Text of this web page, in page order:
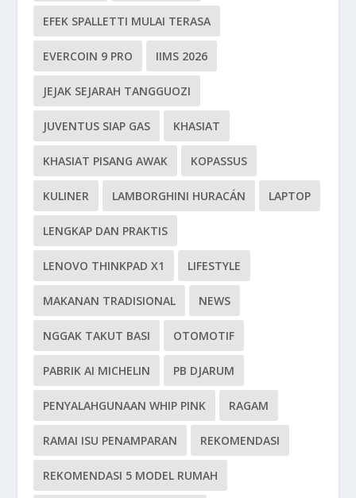
EFEK SPALLETTI MULAI TERASA
EVERCOIN 9 PRO IIMS 2026
JEJAK SEJARAH TANGGUOZI
JUVENTUS SIAP GAS KHASIAT
KHASIAT PISANG AWAK KOPASSUS
KULINER LAMBORGHINI HURACÁN LAPTOP
LENGKAP DAN PRAKTIS
LENOVO THINKPAD X1 LIFESTYLE
MAKANAN TRADISIONAL NEWS
NGGAK TAKUT BASI OTOMOTIF
PABRIK AI MICHELIN PB DJARUM
PENYALAHGUNAAN WHIP PINK RAGAM
RAMAI ISU PENAMPARAN REKOMENDASI
REKOMENDASI 5 MODEL RUMAH